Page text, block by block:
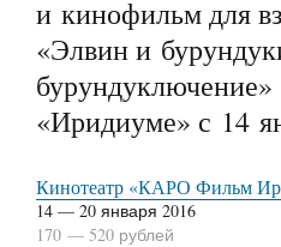
и кинофильм для
«Элвин и
«Иридиуме» с 14
Кинотеатр «КАРО Фильм
14 — 20 января 2016
170 — 520 рублей